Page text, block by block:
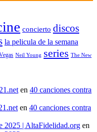
concierto discos
la pelicula de la semana
Neil Young series The New
en 40 canciones contra
en 40 canciones contra
2025 | AltaFidelidad.org en